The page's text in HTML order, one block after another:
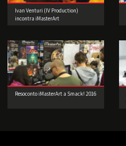
Ivan Venturi (IV Production)
incontra iMasterArt
Resoconto iMasterArt a Smack! 2016